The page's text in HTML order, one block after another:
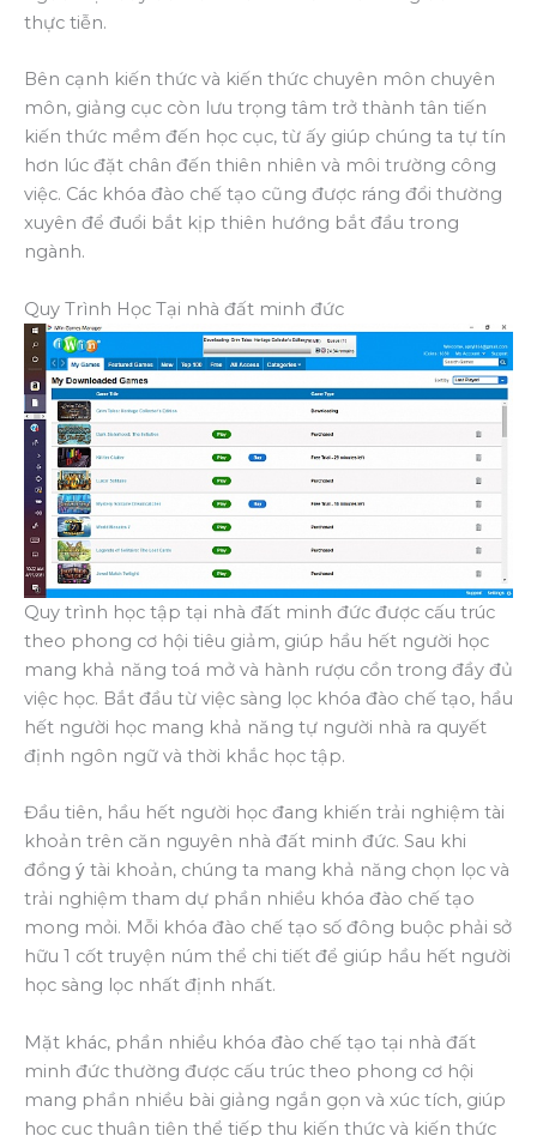
thực tiễn.
Bên cạnh kiến thức và kiến thức chuyên môn chuyên
môn, giảng cục còn lưu trọng tâm trở thành tân tiến
kiến thức mềm đến học cục, từ ấy giúp chúng ta tự tín
hơn lúc đặt chân đến thiên nhiên và môi trường công
việc. Các khóa đào chế tạo cũng được ráng đổi thường
xuyên để đuổi bắt kịp thiên hướng bắt đầu trong
ngành.
Quy Trình Học Tại nhà đất minh đức
Quy trình học tập tại nhà đất minh đức được cấu trúc
theo phong cơ hội tiêu giảm, giúp hầu hết người học
mang khả năng toá mở và hành rượu cồn trong đầy đủ
việc học. Bắt đầu từ việc sàng lọc khóa đào chế tạo, hầu
hết người học mang khả năng tự người nhà ra quyết
định ngôn ngữ và thời khắc học tập.
Đầu tiên, hầu hết người học đang khiến trải nghiệm tài
khoản trên căn nguyên nhà đất minh đức. Sau khi
đồng ý tài khoản, chúng ta mang khả năng chọn lọc và
trải nghiệm tham dự phần nhiều khóa đào chế tạo
mong mỏi. Mỗi khóa đào chế tạo số đông buộc phải sở
hữu 1 cốt truyện núm thể chi tiết để giúp hầu hết người
học sàng lọc nhất định nhất.
Mặt khác, phần nhiều khóa đào chế tạo tại nhà đất
minh đức thường được cấu trúc theo phong cơ hội
mang phần nhiều bài giảng ngắn gọn và xúc tích, giúp
học cục thuận tiện thể tiếp thu kiến thức và kiến thức